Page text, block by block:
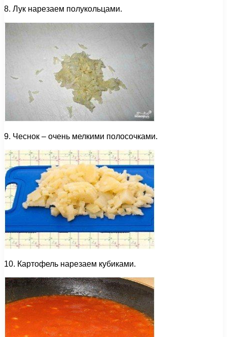
8. Лук нарезаем полукольцами.
9. Чеснок – очень мелкими полосочками.
10. Картофель нарезаем кубиками.